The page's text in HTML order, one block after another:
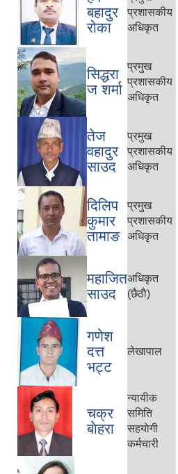
बहादुर
रोका
प्रशासकीय
अधिकृत
सिद्धरा
ज शर्मा
प्रमुख
प्रशासकीय
अधिकृत
तेज
वहादुर
साउद
प्रमुख
प्रशासकीय
अधिकृत
दिलिप
कुमार
तामाङ
प्रमुख
प्रशासकीय
अधिकृत
महाजित
साउद
अधिकृत
(छैठाै)
गणेश
दत्त
भट्ट
लेखापाल
चक्र
बाेहरा
न्यायीक
समिति
सहयाेगी
कर्मचारी